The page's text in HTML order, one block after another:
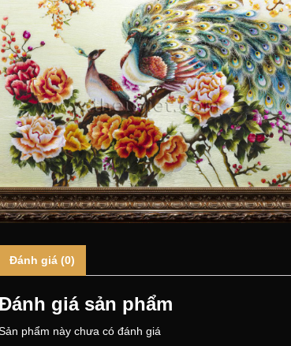
Đánh giá (0)
giá sản phẩm
phẩm này chưa có đánh giá